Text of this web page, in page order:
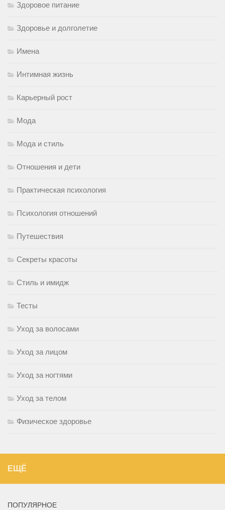
Здоровое питание
Здоровье и долголетие
Имена
Интимная жизнь
Карьерный рост
Мода
Мода и стиль
Отношения и дети
Практическая психология
Психология отношений
Путешествия
Секреты красоты
Стиль и имидж
Тесты
Уход за волосами
Уход за лицом
Уход за ногтями
Уход за телом
Физическое здоровье
ЕЩЁ
ПОПУЛЯРНОЕ